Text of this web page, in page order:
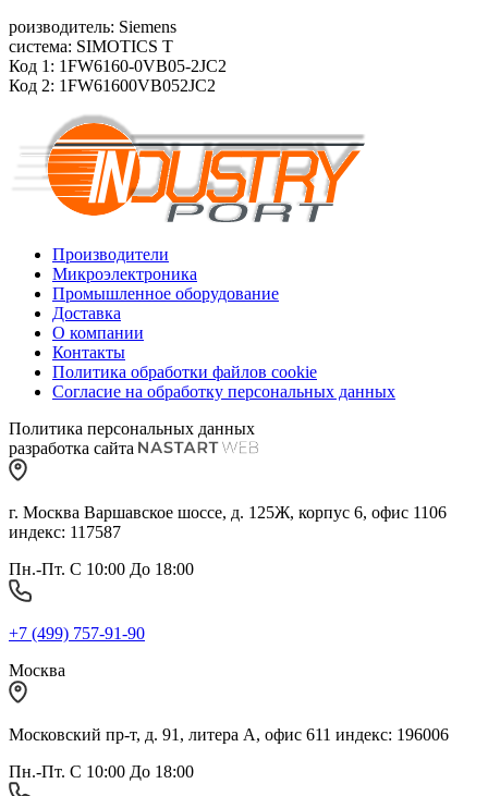
роизводитель: Siemens
система: SIMOTICS T
Код 1: 1FW6160-0VB05-2JC2
Код 2: 1FW61600VB052JC2
Производители
Микроэлектроника
Промышленное оборудование
Доставка
О компании
Контакты
Политика обработки файлов cookie
Согласие на обработку персональных данных
Политика персональных данных
разработка сайта
г. Москва Варшавское шоссе, д. 125Ж, корпус 6, офис 1106
индекс: 117587
Пн.-Пт. С 10:00 До 18:00
+7 (499) 757-91-90
Москва
Московский пр-т, д. 91, литера А, офис 611 индекс: 196006
Пн.-Пт. С 10:00 До 18:00